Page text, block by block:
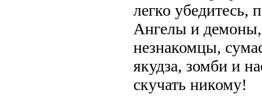
легко убедитесь,
Ангелы и
незнакомцы,
якудза, зомби и
скучать никому!